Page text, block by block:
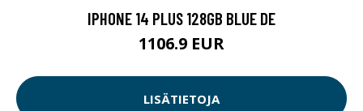
IPHONE 14 PLUS 128GB BLUE DE
1106.9 EUR
LISÄTIETOJA